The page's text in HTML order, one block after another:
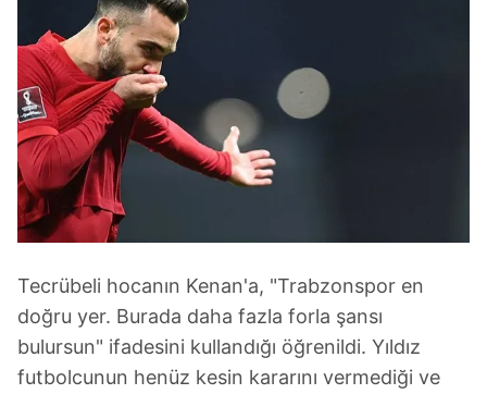
Tecrübeli hocanın Kenan'a, "Trabzonspor en
doğru yer. Burada daha fazla forla şansı
bulursun" ifadesini kullandığı öğrenildi. Yıldız
futbolcunun henüz kesin kararını vermediği ve